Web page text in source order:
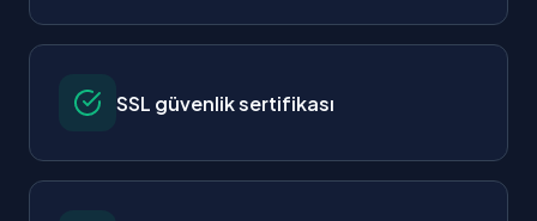
SSL güvenlik sertifikası